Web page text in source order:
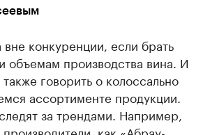
вне конкуренции, если брать
объемам производства вина. И
говорить о колоссально
ассортименте продукции.
за трендами. Например,